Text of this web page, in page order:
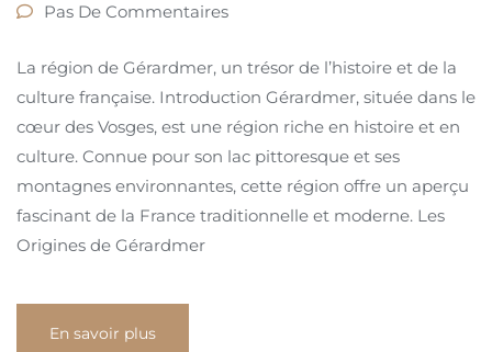
Pas De Commentaires
La région de Gérardmer, un trésor de l’histoire et de la
culture française. Introduction Gérardmer, située dans le
cœur des Vosges, est une région riche en histoire et en
culture. Connue pour son lac pittoresque et ses
montagnes environnantes, cette région offre un aperçu
fascinant de la France traditionnelle et moderne. Les
Origines de Gérardmer
En savoir plus